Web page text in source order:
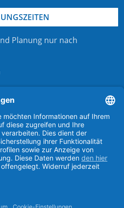
Planung nur nach
technik-shop.de
bei aquatechnik
youtube
bei linkedIn